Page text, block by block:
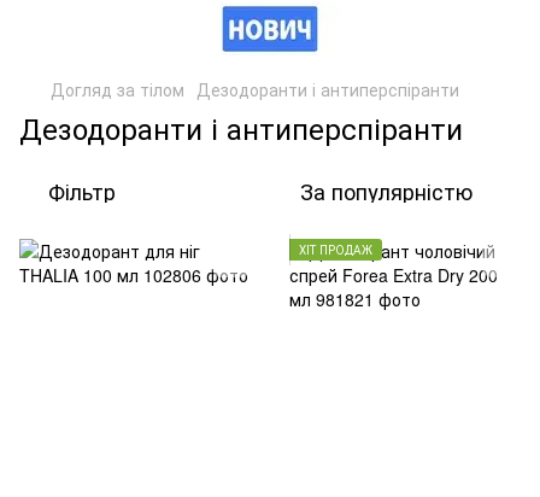
Догляд за тілом Дезодоранти і антиперспіранти
Дезодоранти і антиперспіранти
Фільтр За популярністю
ХІТ ПРОДАЖ